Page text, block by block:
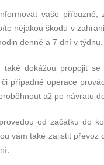
vaše
nějakou škodu v
denně a 7 dní v týdnu.
také dokážou propojit
případné operace
až po návratu
od začátku do
vám také zajistit